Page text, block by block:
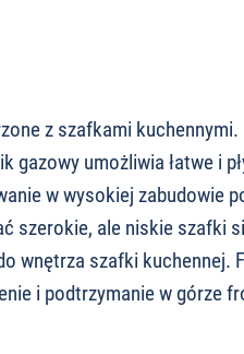
z szafkami
gazowy umożliwia łatwe i
w wysokiej zabudowie
szerokie, ale niskie szafki
wnętrza szafki kuchennej.
i podtrzymanie w górze